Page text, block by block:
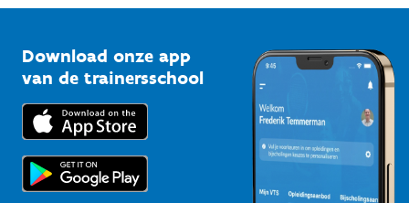
Bedrijven
Trainers en begeleiders
Topsporters
Vlaamse Trainersschool
Kennisplatform
Downloads
Voor de pers
Download onze app
van de trainersschool